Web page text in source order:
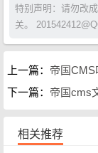
特别声明：请勿改
关。
上一篇： 帝国CMS响
下一篇： 帝国cms文
相关推荐